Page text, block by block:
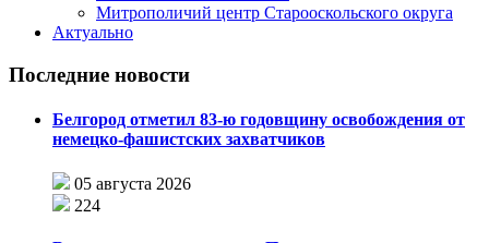
Митрополичий центр Старооскольского округа
Актуально
Последние новости
Белгород отметил 83-ю годовщину освобождения от
немецко-фашистских захватчиков
05 августа 2026
224